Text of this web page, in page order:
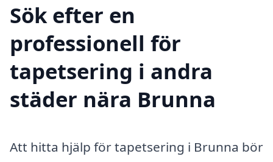
Sök efter en
professionell för
tapetsering i andra
städer nära Brunna
Att hitta hjälp för tapetsering i Brunna bör